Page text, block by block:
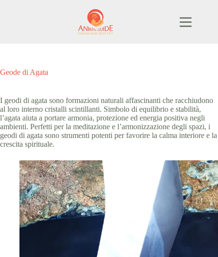
Geode di Agata
I geodi di agata sono formazioni naturali affascinanti che racchiudono
al loro interno cristalli scintillanti. Simbolo di equilibrio e stabilità,
l’agata aiuta a portare armonia, protezione ed energia positiva negli
ambienti. Perfetti per la meditazione e l’armonizzazione degli spazi, i
geodi di agata sono strumenti potenti per favorire la calma interiore e la
crescita spirituale.